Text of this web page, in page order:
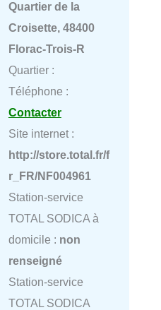
Quartier de la
Croisette, 48400
Florac-Trois-R
Quartier :
Téléphone :
Contacter
Site internet :
http://store.total.fr/f
r_FR/NF004961
Station-service
TOTAL SODICA à
domicile : non
renseigné
Station-service
TOTAL SODICA